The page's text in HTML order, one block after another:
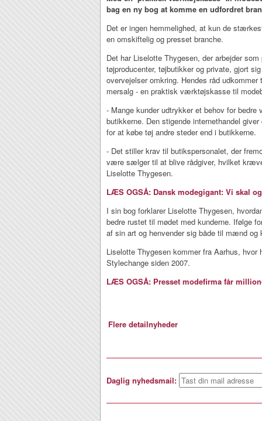
bag en ny bog at komme en udfordret
Det er ingen hemmelighed, at kun de
en omskiftelig og presset branche.
Det har Liselotte Thygesen, der arbejder
tøjproducenter, tøjbutikker og private, gjort
overvejelser omkring. Hendes råd udkommer
mersalg - en praktisk værktøjskasse til
- Mange kunder udtrykker et behov for bedre
butikkerne. Den stigende internethandel
for at købe tøj andre steder end i butikkerne.
- Det stiller krav til butikspersonalet, der
være sælger til at blive rådgiver, hvilket
Liselotte Thygesen.
LÆS OGSÅ: Dansk modegigant: Vi skal
I sin bog forklarer Liselotte Thygesen,
bedre rustet til mødet med kunderne. Ifølge
af sin art og henvender sig både til mænd og
Liselotte Thygesen kommer fra Aarhus, hvor
Stylechange siden 2007.
LÆS OGSÅ: Presset modefirma får
Flere detailnyheder
Daglig nyhedsmail: